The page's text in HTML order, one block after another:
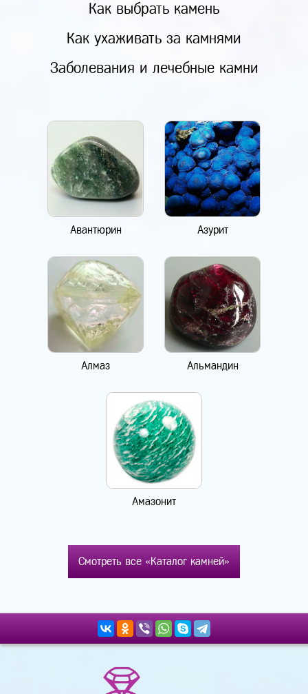
Как выбрать камень
Как ухаживать за камнями
Заболевания и лечебные камни
Авантюрин Азурит
Алмаз Альмандин
Амазонит
Смотреть все «Каталог камней»